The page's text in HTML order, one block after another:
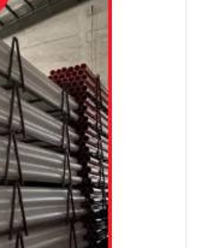
力通信管
管
装红蓝线管